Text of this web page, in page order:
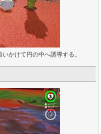
かけて円の中へ誘導する。